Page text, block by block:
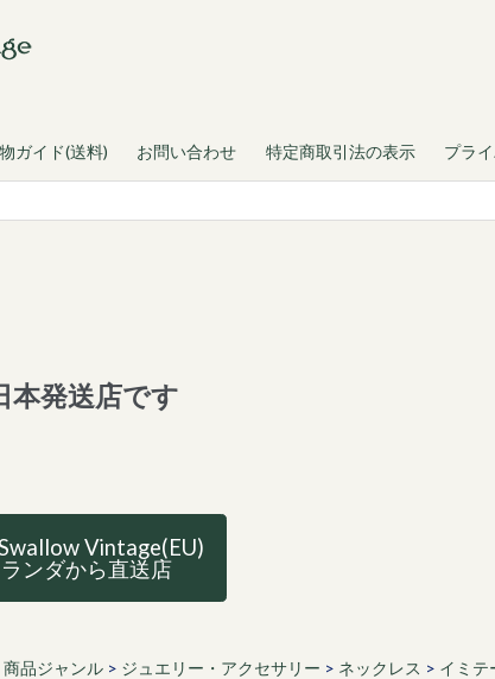
ガイド(送料) お問い合わせ 特定商取引法の表示 プラ
本発送店です
Vintage(EU)
ンダから直送店
商品ジャンル> ジュエリー・アクセサリー > ネックレス > イミテ